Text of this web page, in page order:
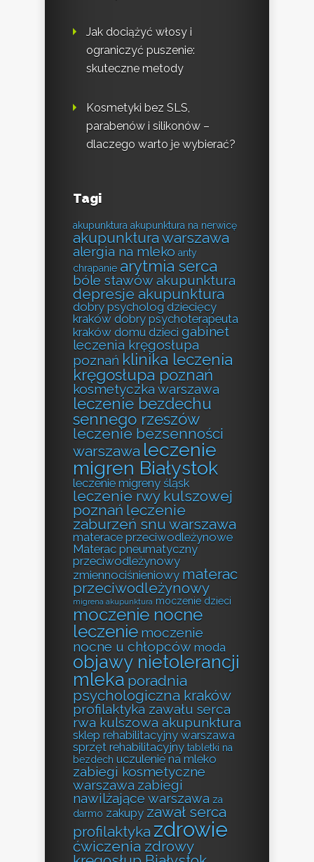
Jak dociążyć włosy i
ograniczyć puszenie:
skuteczne metody
Kosmetyki bez SLS,
parabenów i silikonów –
dlaczego warto je wybierać?
Tagi
akupunktura akupunktura na nerwicę
akupunktura warszawa
alergia na mleko anty
chrapanie arytmia serca
bóle stawów akupunktura
depresje akupunktura
dobry psycholog dziecięcy
kraków dobry psychoterapeuta
kraków domu dzieci gabinet
leczenia kręgosłupa
poznań klinika leczenia
kręgosłupa poznań
kosmetyczka warszawa
leczenie bezdechu
sennego rzeszów
leczenie bezsenności
warszawa leczenie
migren Białystok
leczenie migreny śląsk
leczenie rwy kulszowej
poznań leczenie
zaburzeń snu warszawa
materace przeciwodleżynowe
Materac pneumatyczny
przeciwodleżynowy
zmiennociśnieniowy materac
przeciwodleżynowy
migrena akupunktura moczenie dzieci
moczenie nocne
leczenie moczenie
nocne u chłopców moda
objawy nietolerancji
mleka poradnia
psychologiczna kraków
profilaktyka zawału serca
rwa kulszowa akupunktura
sklep rehabilitacyjny warszawa
sprzęt rehabilitacyjny tabletki na
bezdech uczulenie na mleko
zabiegi kosmetyczne
warszawa zabiegi
nawilżające warszawa za
darmo zakupy zawał serca
profilaktyka zdrowie
ćwiczenia zdrowy